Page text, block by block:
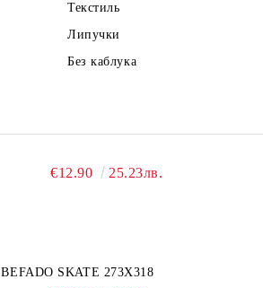
Текстиль
Липучки
Без каблука
€12.90 25.23лв.
BEFADO SKATE 273X318